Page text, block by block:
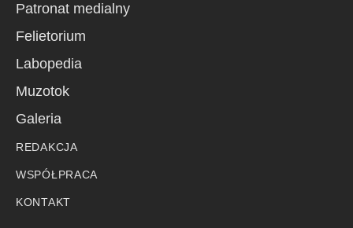
Patronat medialny
Felietorium
Labopedia
Muzotok
Galeria
REDAKCJA
WSPÓŁPRACA
KONTAKT